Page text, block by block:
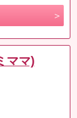
ママ)